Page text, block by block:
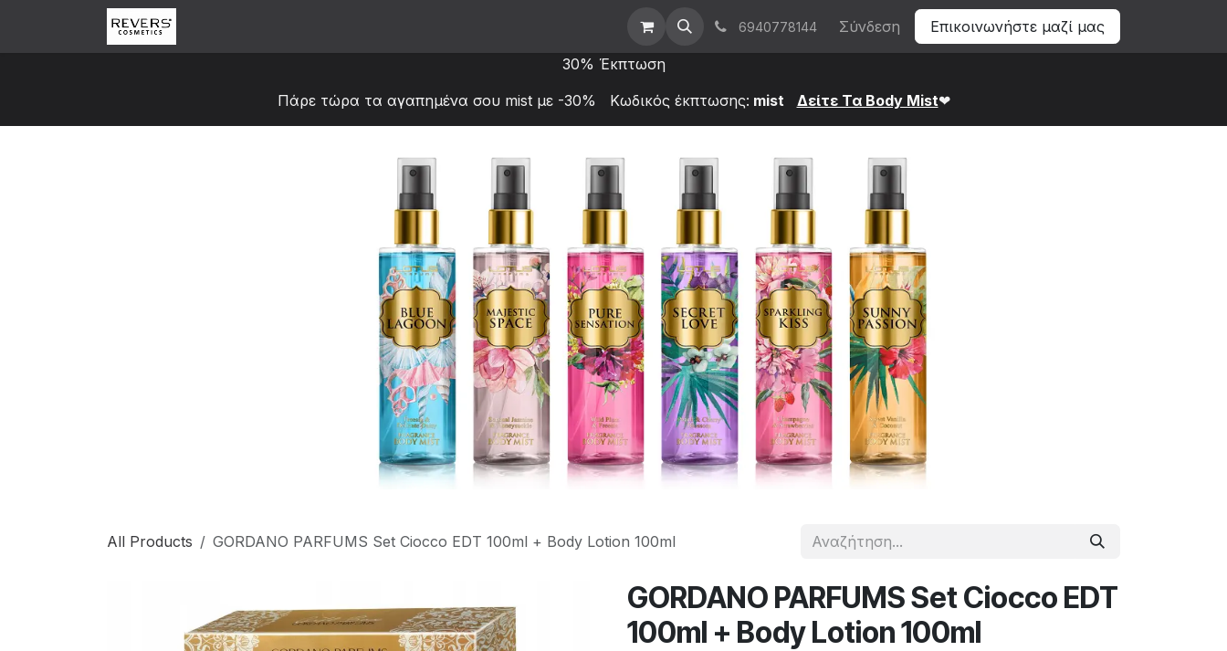
Χονδρική 6940778144 Σύνδεση Επικοινωνήστε μαζί μας
30% Έκπτωση
Πάρε τώρα τα αγαπημένα σου mist με -30% Κωδικός έκπτωσης: mist Δείτε Τα Bod​y Mist❤
All Products GORDANO PARFUMS Set Ciocco EDT 100ml + Body Lotion 100ml
GORDANO PARFUMS Set Ciocco EDT
100ml + Body Lotion 100ml